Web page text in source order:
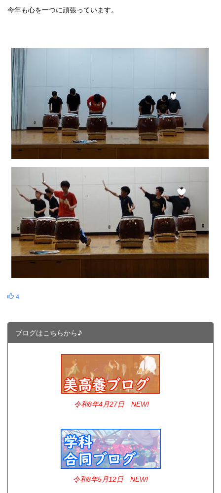
今年も心を一つに頑張っています。
4
ブログはこちらから♪
令和8年4月27日 NEW!
令和8年5月12日 NEW!